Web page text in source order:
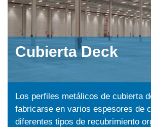
Cubierta Deck
Los perfiles metálicos de cubierta
fabricarse en varios espesores de
diferentes tipos de recubrimiento